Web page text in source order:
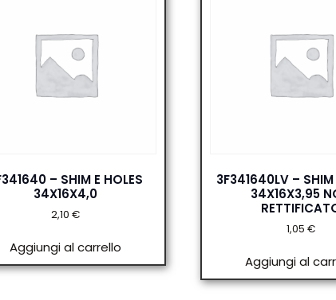
– SHIM E HOLES
34X16X4,0
2,10€
Aggiungi al carrello
3F341640LV – SHIM
34X16X3,95
1,05€
Aggiungi al